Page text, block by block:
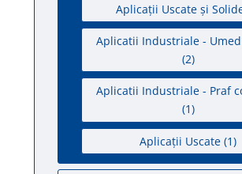
Aplicații Uscate și
Aplicatii Industriale -
(2)
Aplicatii Industriale - Praf
(1)
Aplicații Uscate (1)